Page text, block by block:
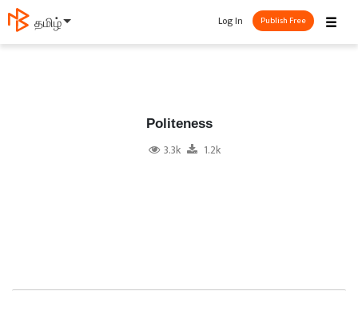
தமிழ் ☰
Log In Publish Free
Politeness
3.3k 1.2k